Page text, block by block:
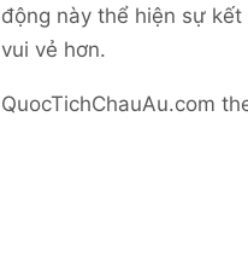
động này thể hiện sự
vui vẻ hơn.
QuocTichChauAu.com